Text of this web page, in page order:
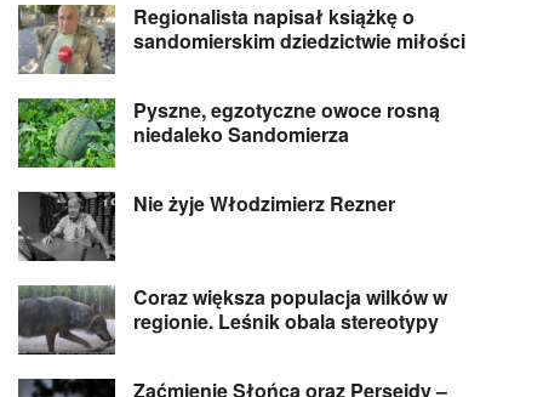
Regionalista napisał książkę o
sandomierskim dziedzictwie miłości
Pyszne, egzotyczne owoce rosną
niedaleko Sandomierza
Nie żyje Włodzimierz Rezner
Coraz większa populacja wilków w
regionie. Leśnik obala stereotypy
Zaćmienie Słońca oraz Perseidy –